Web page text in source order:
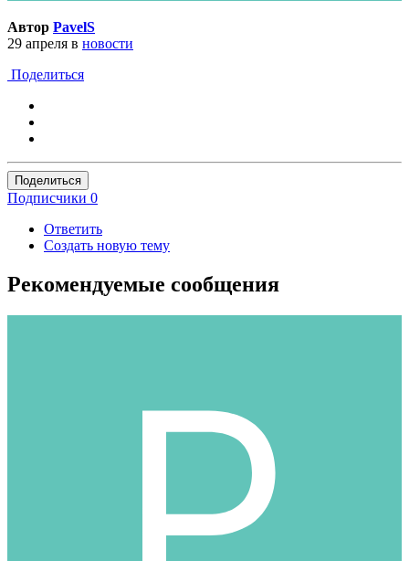
Автор PavelS
29 апреля в новости
Поделиться
Поделиться
Подписчики 0
Ответить
Создать новую тему
Рекомендуемые сообщения